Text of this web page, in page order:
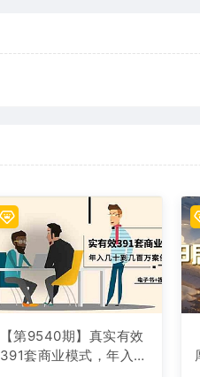
【第9540期】真实有效
391套商业模式，年入几